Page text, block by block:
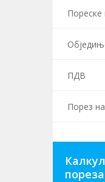
Пореске
ПДВ
Порез